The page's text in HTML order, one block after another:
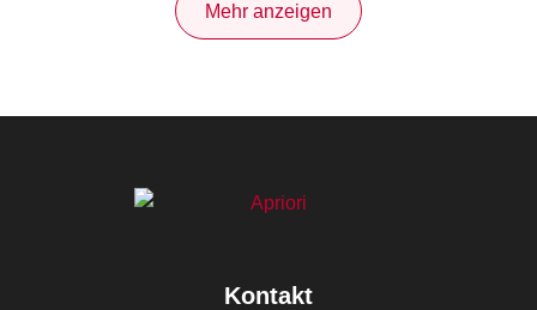
Mehr anzeigen
Kontakt